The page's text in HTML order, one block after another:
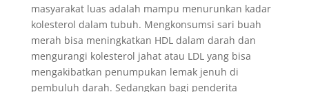
masyarakat luas adalah mampu menurunkan kadar
kolesterol dalam tubuh. Mengkonsumsi sari buah
merah bisa meningkatkan HDL dalam darah dan
mengurangi kolesterol jahat atau LDL yang bisa
mengakibatkan penumpukan lemak jenuh di
pembuluh darah. Sedangkan bagi penderita